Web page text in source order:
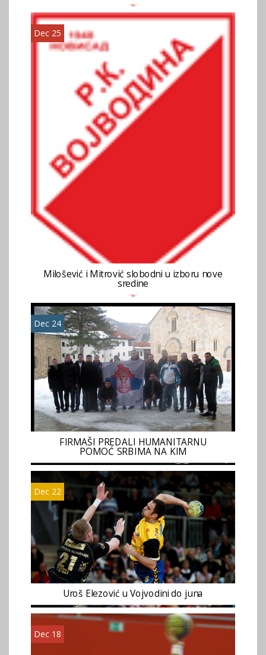
Dec 25
Milošević i Mitrović slobodni u izboru nove
sredine
Dec 24
FIRMAŠI PREDALI HUMANITARNU
POMOĆ SRBIMA NA KIM
Dec 22
Uroš Elezović u Vojvodini do juna
Dec 18